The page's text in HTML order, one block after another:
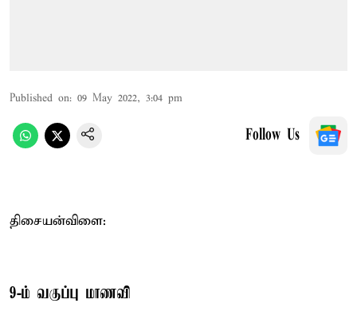
Published on: 09 May 2022, 3:04 pm
Follow Us
திசையன்விளை:
9-ம் வகுப்பு மாணவி